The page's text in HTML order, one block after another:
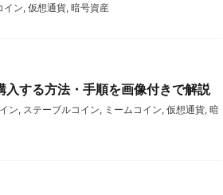
イン, 仮想通貨, 暗号資産
する方法・手順を画像付きで解説
ン, ステーブルコイン, ミームコイン, 仮想通貨, 暗